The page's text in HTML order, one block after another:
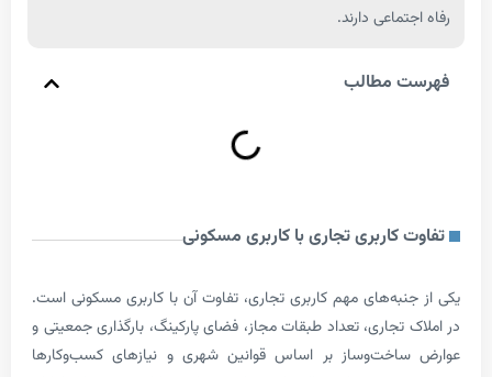
دارند.
مطالب
کاربری تجاری با کاربری مسکونی
مهم کاربری تجاری، تفاوت آن با کاربری مسکونی است.
تجاری، تعداد طبقات مجاز، فضای پارکینگ، بارگذاری جمعیتی و
بر اساس قوانین شهری و نیازهای کسب‌وکارها